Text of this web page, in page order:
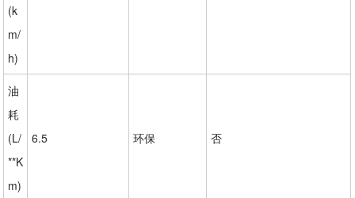
(k
m/
h)
油
耗
(L/
**K
m)
6.5 环保 否